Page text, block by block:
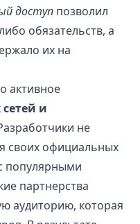
доступ позволил
обязательств, а
их на
активное
и
не
своих официальных
популярными
партнерства
аудиторию, которая